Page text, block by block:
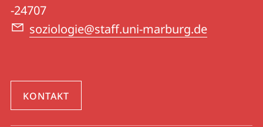
-24707
soziologie@staff.uni-marburg.de
KONTAKT